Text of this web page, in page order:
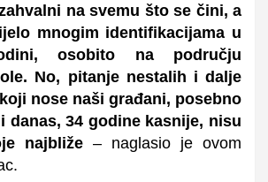
na svemu što se čini, a
mnogim identifikacijama u
osobito na području
No, pitanje nestalih i dalje
nose naši građani, posebno
danas, 34 godine kasnije, nisu
najbliže – naglasio je ovom